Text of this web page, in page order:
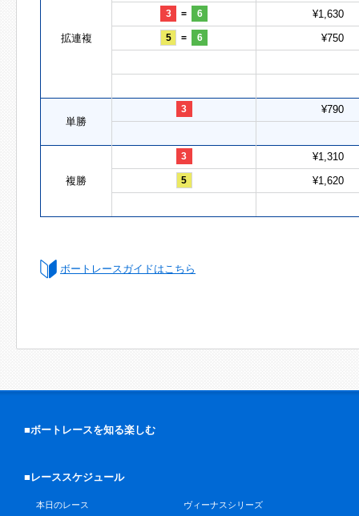
拡連複
3 = 6 ¥1,630
5 = 6 ¥750
単勝
3 ¥790
複勝
3 ¥1,310
5 ¥1,620
ボートレースガイドはこちら
■ボートレースを知る楽しむ
■レーススケジュール
本日のレース
ヴィーナスシリーズ